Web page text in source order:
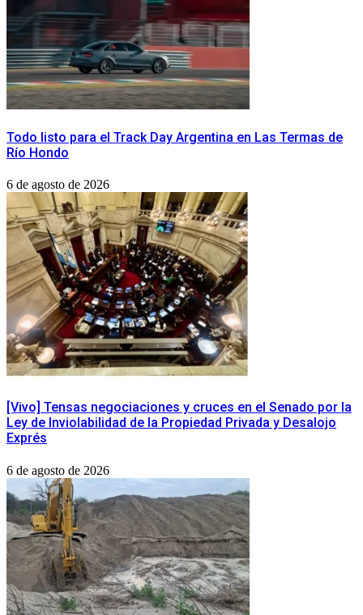
Todo listo para el Track Day Argentina en Las Termas de
Río Hondo
6 de agosto de 2026
[Vivo] Tensas negociaciones y cruces en el Senado por la
Ley de Inviolabilidad de la Propiedad Privada y Desalojo
Exprés
6 de agosto de 2026